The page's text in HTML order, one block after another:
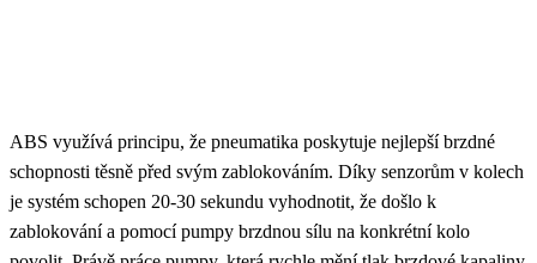
ABS využívá principu, že pneumatika poskytuje nejlepší brzdné
schopnosti těsně před svým zablokováním. Díky senzorům v kolech
je systém schopen 20-30 sekundu vyhodnotit, že došlo k
zablokování a pomocí pumpy brzdnou sílu na konkrétní kolo